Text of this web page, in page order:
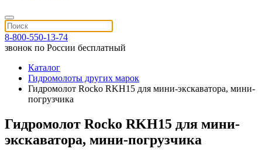
8-800-550-13-74
звонок по России бесплатный
Каталог
Гидромолоты других марок
Гидромолот Rocko RKH15 для мини-экскаватора, мини-
погрузчика
Гидромолот Rocko RKH15 для мини-
экскаватора, мини-погрузчика